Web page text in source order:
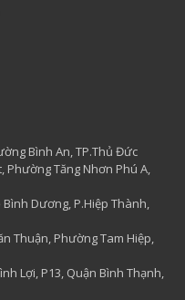
Bình An, TP.Thủ Đức
Phường Tăng Nhơn Phú A,
Dương, P.Hiệp Thành,
Thuận, Phường Tam Hiệp,
Lợi, P13, Quận Bình Thạnh,